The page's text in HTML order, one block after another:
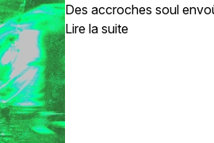
Des accroches soul
Lire la suite